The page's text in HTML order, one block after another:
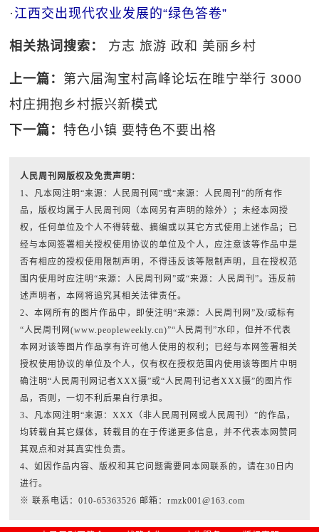
· 江西交出现代农业发展的“绿色答卷”
相关热词搜索： 方志 旅游 政和 美丽乡村
上一篇： 第六届淘宝村高峰论坛在睢宁举行 3000
村庄拥抱乡村振兴新模式
下一篇：特色小镇 要特色不要出格
人民周刊网版权及免责声明：
1、凡本网注明“来源：人民周刊网”或“来源：人民周刊”的所有作
品，版权均属于人民周刊网（本网另有声明的除外）；未经本网授
权，任何单位及个人不得转载、摘编或以其它方式使用上述作品；已
经与本网签署相关授权使用协议的单位及个人，应注意该等作品中是
否有相应的授权使用限制声明，不得违反该等限制声明，且在授权范
围内使用时应注明“来源：人民周刊网”或“来源：人民周刊”。违反前
述声明者，本网将追究其相关法律责任。
2、本网所有的图片作品中，即使注明“来源：人民周刊网”及/或标有
“人民周刊网(www.peopleweekly.cn)”“人民周刊”水印，但并不代表
本网对该等图片作品享有许可他人使用的权利；已经与本网签署相关
授权使用协议的单位及个人，仅有权在授权范围内使用该等图片中明
确注明“人民周刊网记者XXX摄”或“人民周刊记者XXX摄”的图片作
品，否则，一切不利后果自行承担。
3、凡本网注明“来源：XXX（非人民周刊网或人民周刊）”的作品，
均转载自其它媒体，转载目的在于传递更多信息，并不代表本网赞同
其观点和对其真实性负责。
4、如因作品内容、版权和其它问题需要同本网联系的，请在30日内
进行。
※ 联系电话：010-65363526 邮箱：rmzk001@163.com